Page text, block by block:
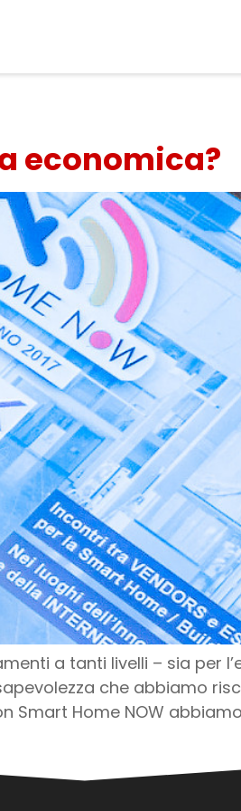
economica?
a tanti livelli – sia per
che abbiamo
Smart Home NOW